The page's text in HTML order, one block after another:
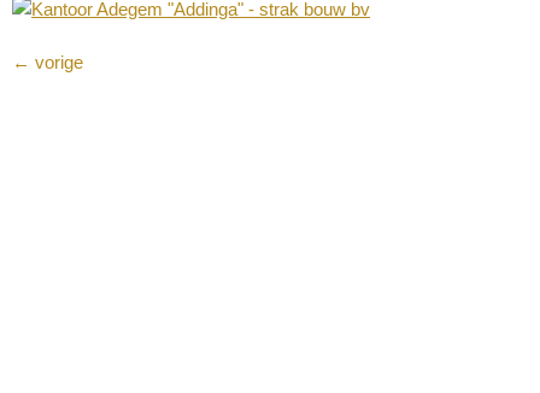
← vorige